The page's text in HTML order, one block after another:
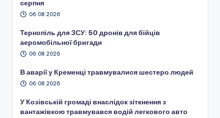
серпня
06.08.2026
Тернопіль для ЗСУ: 50 дронів для бійців
аеромобільної бригади
06.08.2026
В аварії у Кременці травмувалися шестеро людей
06.08.2026
У Козівській громаді внаслідок зіткнення з
вантажівкою травмувався водій легкового авто